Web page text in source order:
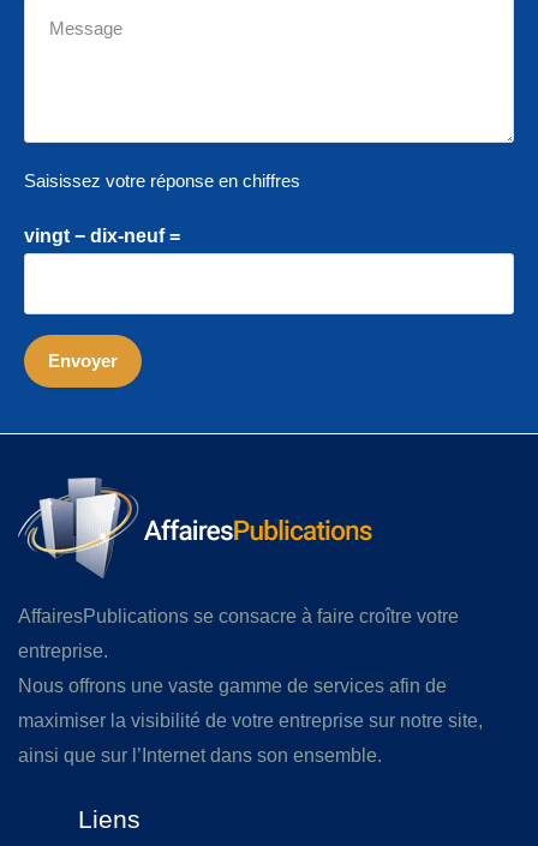
Saisissez votre réponse en chiffres
vingt − dix-neuf =
AffairesPublications se consacre à faire croître votre
entreprise.
Nous offrons une vaste gamme de services afin de
maximiser la visibilité de votre entreprise sur notre site,
ainsi que sur l’Internet dans son ensemble.
Liens